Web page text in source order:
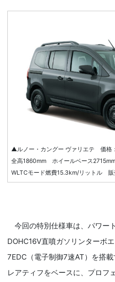
▲ルノー・カングー ヴァリエテ 価
全高1860mm ホイールベース
WLTCモード燃費15.3km/リットル
今回の特別仕様車は、パワー
DOHC16V直噴ガソリンターボ
7EDC（電子制御7速AT）を搭
レアティフをベースに、プロフ